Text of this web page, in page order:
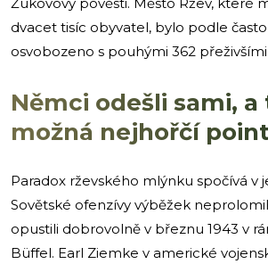
dvacet tisíc obyvatel, bylo podle
osvobozeno s pouhými 362 přeživšími
Němci odešli sami, a
možná nejhořčí
Paradox rževského mlýnku spočívá v
Sovětské ofenzívy výběžek
opustili dobrovolně v březnu 1943 v
Büffel. Earl Ziemke v americké